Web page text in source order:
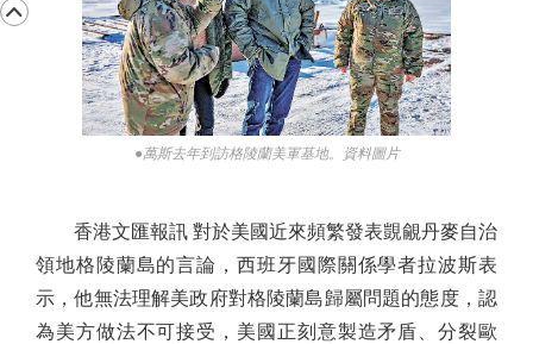
●萬斯去年到訪格陵蘭美軍基地。資料圖片
香港文匯報訊 對於美國近來頻繁發表覬覦丹麥自治
領地格陵蘭島的言論，西班牙國際關係學者拉波斯表
示，他無法理解美政府對格陵蘭島歸屬問題的態度，認
為美方做法不可接受，美國正刻意製造矛盾、分裂歐